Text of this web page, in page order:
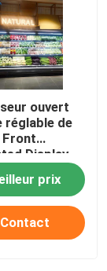
ouvert
réglable de
Front
Display
quatre
prix
Contact